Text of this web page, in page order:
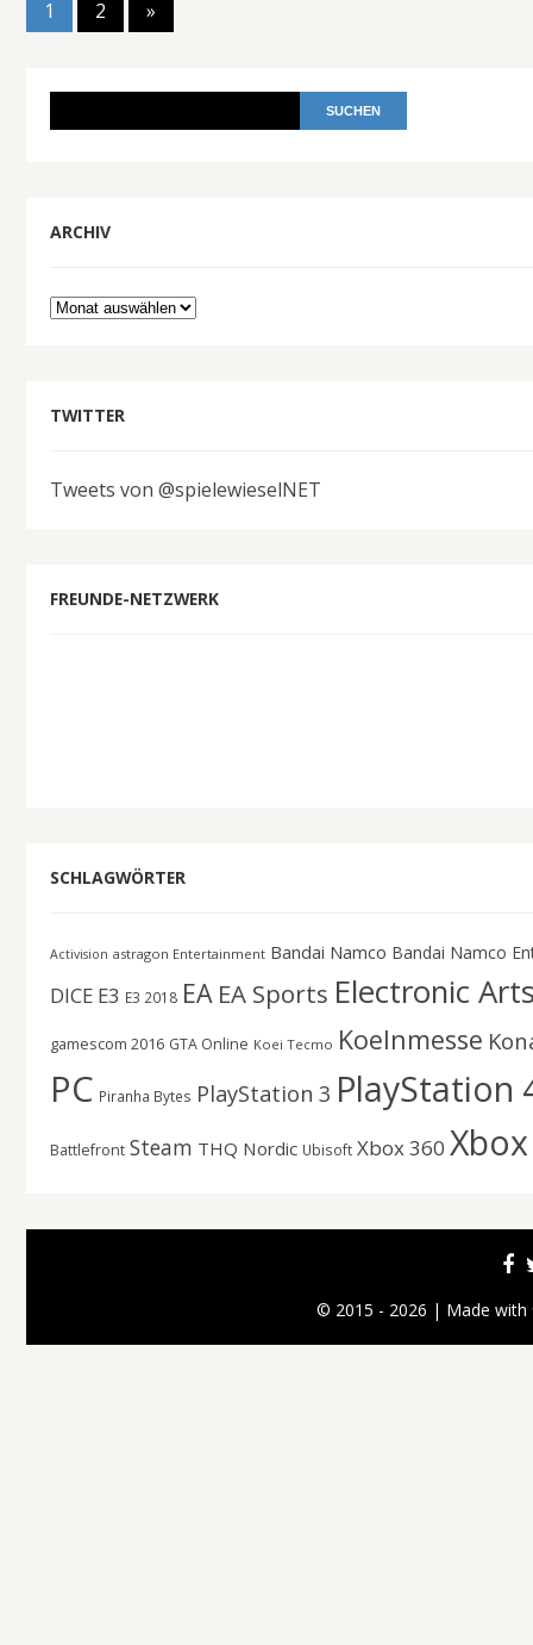
1 2 »
ARCHIV
Archiv
TWITTER
Tweets von @spielewieselNET
FREUNDE-NETZWERK
SCHLAGWÖRTER
Activision astragon Entertainment Bandai Namco Bandai Namco
DICE E3 E3 2018 EA EA Sports Electronic
gamescom 2016 GTA Online Koei Tecmo Koelnmesse
PC Piranha Bytes PlayStation 3 PlayStation
Battlefront Steam THQ Nordic Ubisoft Xbox 360
© 2015 - 2026 | Made